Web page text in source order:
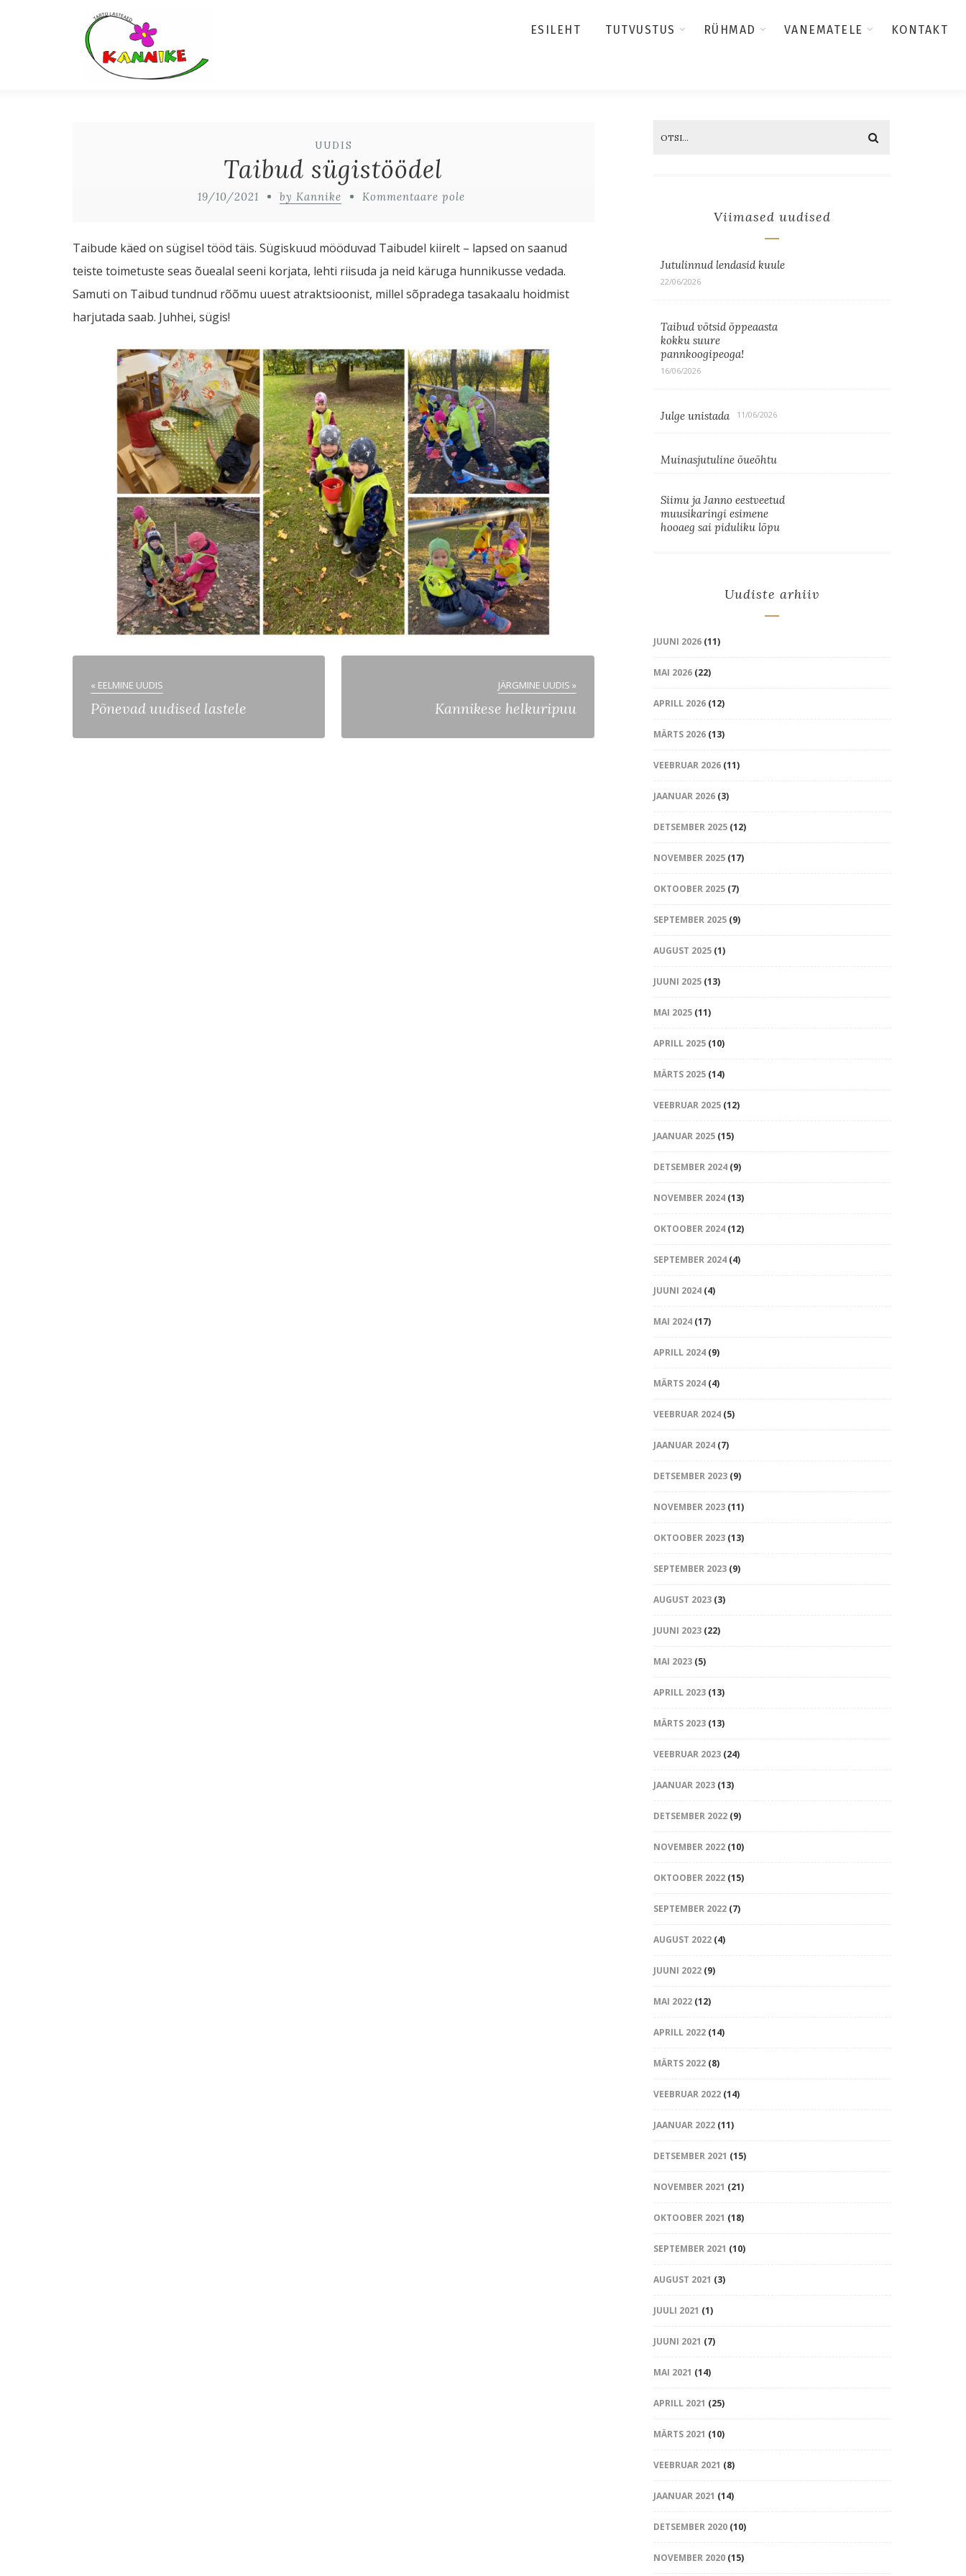
ESILEHT TUTVUSTUS RÜHMAD VANEMATELE KONTAKT
UUDIS
Taibud sügistöödel
19/10/2021 by Kannike Kommentaare pole
Taibude käed on sügisel tööd täis. Sügiskuud mööduvad Taibudel kiirelt – lapsed on saanud
teiste toimetuste seas õuealal seeni korjata, lehti riisuda ja neid käruga hunnikusse vedada.
Samuti on Taibud tundnud rõõmu uuest atraktsioonist, millel sõpradega tasakaalu hoidmist
harjutada saab. Juhhei, sügis!
« EELMINE UUDIS
Põnevad uudised lastele
JÄRGMINE UUDIS »
Kannikese helkuripuu
Viimased uudised
Jutulinnud lendasid kuule
22/06/2026
Taibud võtsid õppeaasta
kokku suure
pannkoogipeoga!
16/06/2026
Julge unistada 11/06/2026
Muinasjutuline õueõhtu
Siimu ja Janno eestveetud
muusikaringi esimene
hooaeg sai piduliku lõpu
Uudiste arhiiv
JUUNI 2026(11)
MAI 2026(22)
APRILL 2026(12)
MÄRTS 2026(13)
VEEBRUAR 2026(11)
JAANUAR 2026(3)
DETSEMBER 2025(12)
NOVEMBER 2025(17)
OKTOOBER 2025(7)
SEPTEMBER 2025(9)
AUGUST 2025(1)
JUUNI 2025(13)
MAI 2025(11)
APRILL 2025(10)
MÄRTS 2025(14)
VEEBRUAR 2025(12)
JAANUAR 2025(15)
DETSEMBER 2024(9)
NOVEMBER 2024(13)
OKTOOBER 2024(12)
SEPTEMBER 2024(4)
JUUNI 2024(4)
MAI 2024(17)
APRILL 2024(9)
MÄRTS 2024(4)
VEEBRUAR 2024(5)
JAANUAR 2024(7)
DETSEMBER 2023(9)
NOVEMBER 2023(11)
OKTOOBER 2023(13)
SEPTEMBER 2023(9)
AUGUST 2023(3)
JUUNI 2023(22)
MAI 2023(5)
APRILL 2023(13)
MÄRTS 2023(13)
VEEBRUAR 2023(24)
JAANUAR 2023(13)
DETSEMBER 2022(9)
NOVEMBER 2022(10)
OKTOOBER 2022(15)
SEPTEMBER 2022(7)
AUGUST 2022(4)
JUUNI 2022(9)
MAI 2022(12)
APRILL 2022(14)
MÄRTS 2022(8)
VEEBRUAR 2022(14)
JAANUAR 2022(11)
DETSEMBER 2021 (15)
NOVEMBER 2021 (21)
OKTOOBER 2021 (18)
SEPTEMBER 2021 (10)
AUGUST 2021 (3)
JUULI 2021 (1)
JUUNI 2021 (7)
MAI 2021 (14)
APRILL 2021 (25)
MÄRTS 2021 (10)
VEEBRUAR 2021 (8)
JAANUAR 2021 (14)
DETSEMBER 2020(10)
NOVEMBER 2020(15)